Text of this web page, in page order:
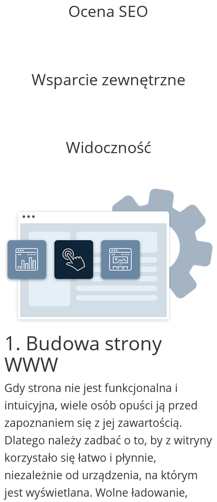
Ocena SEO
Wsparcie zewnętrzne
Widoczność
1. Budowa strony
WWW
Gdy strona nie jest funkcjonalna i
intuicyjna, wiele osób opuści ją przed
zapoznaniem się z jej zawartością.
Dlatego należy zadbać o to, by z witryny
korzystało się łatwo i płynnie,
niezależnie od urządzenia, na którym
jest wyświetlana. Wolne ładowanie,